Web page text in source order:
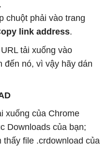
chuột phải vào trang
link address.
tải xuống vào
đến nó, vì vậy hãy dán
xuống của Chrome
Downloads của bạn;
file .crdownload của